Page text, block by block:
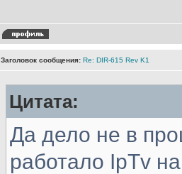
Заголовок сообщения: Re: DIR-615 Rev K1
Цитата:
Да дело не в
работало IpTv